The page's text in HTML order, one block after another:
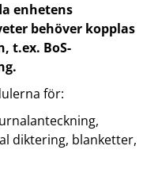
enhetens
behöver kopplas
t.ex. BoS-
för:
diktering, blanketter,